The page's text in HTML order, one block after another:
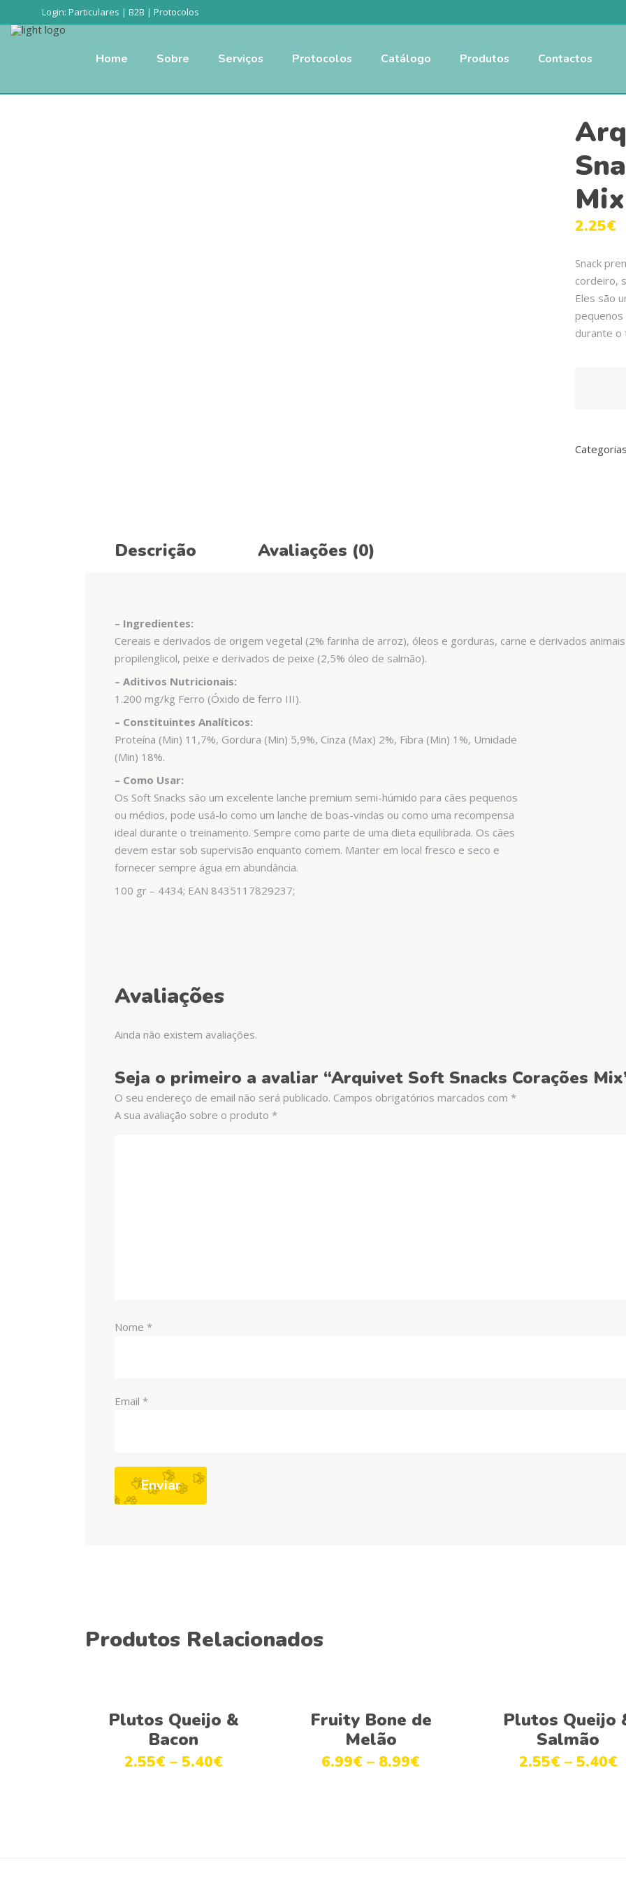
Login: Particulares | B2B | Protocolos
Home Sobre Serviços Protocolos Catálogo Produtos Contactos
Mix
2.25€
Snack
cordeiro,
Eles são
pequenos
durante o
Mix
Descrição Avaliações (0)
– Ingredientes:
Cereais e derivados de origem vegetal (2% farinha de arroz), óleos e gorduras, carne e derivados
propilenglicol, peixe e derivados de peixe (2,5% óleo de salmão).
– Aditivos Nutricionais:
1.200 mg/kg Ferro (Óxido de ferro III).
– Constituintes Analíticos:
Proteína (Min) 11,7%, Gordura (Min) 5,9%, Cinza (Max) 2%, Fibra (Min) 1%, Umidade
(Min) 18%.
– Como Usar:
Os Soft Snacks são um excelente lanche premium semi-húmido para cães pequenos
ou médios, pode usá-lo como um lanche de boas-vindas ou como uma recompensa
ideal durante o treinamento. Sempre como parte de uma dieta equilibrada. Os cães
devem estar sob supervisão enquanto comem. Manter em local fresco e seco e
fornecer sempre água em abundância.
100 gr – 4434; EAN 8435117829237;
Avaliações
Ainda não existem avaliações.
Seja o primeiro a avaliar “Arquivet Soft Snacks Corações
O seu endereço de email não será publicado. Campos obrigatórios marcados com *
A sua avaliação sobre o produto *
Nome *
Email *
Produtos Relacionados
Ver opções
Plutos Queijo &
Bacon
2.55€ – 5.40€
Ver opções
Fruity Bone de
Melão
6.99€ – 8.99€
Ver opções
Plutos Queijo
Salmão
2.55€ – 5.40€